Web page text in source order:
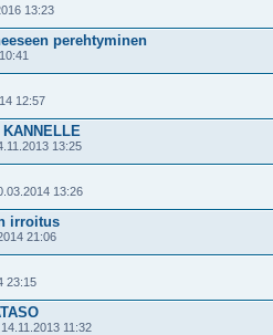
13:23
perehtyminen
12:57
13:25
13:26
irroitus
21:06
23:15
11:32